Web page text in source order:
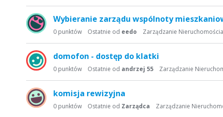
Wybieranie zarządu wspólnoty
0 punktów Ostatnie od eedo Zarządzanie
domofon - dostęp do klatki
0 punktów Ostatnie od andrzej 55 Zarządzanie
komisja rewizyjna
0 punktów Ostatnie od Zarządca Zarządzanie